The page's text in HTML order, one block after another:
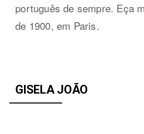
português de sempre. Eça
de 1900, em Paris.
GISELA JOÃO